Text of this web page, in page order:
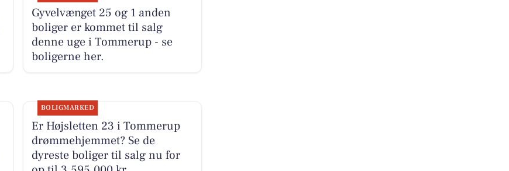
Gyvelvænget 25 og 1 anden
boliger er kommet til salg
denne uge i Tommerup - se
boligerne her.
BOLIGMARKED
Er Højsletten 23 i Tommerup
drømmehjemmet? Se de
dyreste boliger til salg nu for